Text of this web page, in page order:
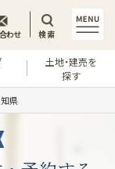
土地・建売を
探す
わせ 検索
県